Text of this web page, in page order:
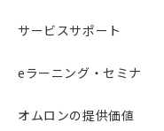
サービスサポート
eラーニング・セミナ
オムロンの提供価値